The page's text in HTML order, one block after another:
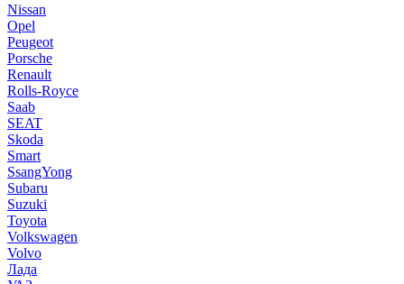
Nissan
Opel
Peugeot
Porsche
Renault
Rolls-Royce
Saab
SEAT
Skoda
Smart
SsangYong
Subaru
Suzuki
Toyota
Volkswagen
Volvo
Лада